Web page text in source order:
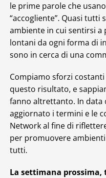
le prime parole che
“accogliente”. Quasi tutti
ambiente in cui sentirsi
lontani da ogni forma di
sono in cerca di una
Compiamo sforzi
questo risultato, e
fanno altrettanto. In data
aggiornato i termini e le
Network al fine di
per promuovere
tutti.
La settimana